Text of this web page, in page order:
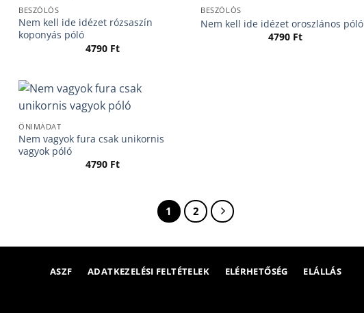
BESZÓLÓS
Nem kell ide idézet rózsaszín
koponyás póló
4790 Ft
BESZÓLÓS
Nem kell ide idézet oroszlános póló
4790 Ft
ÖNIMÁDAT
Nem vagyok fura csak unikornis
vagyok póló
4790 Ft
1 2
ASZF ADATKEZELÉSI FELTÉTELEK ELÉRHETŐSÉG ELÁLLÁS